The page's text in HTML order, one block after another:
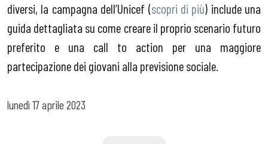
diversi, la campagna dell’Unicef (scopri di più) include una
guida dettagliata su come creare il proprio scenario futuro
preferito e una call to action per una maggiore
partecipazione dei giovani alla previsione sociale.
lunedì 17 aprile 2023